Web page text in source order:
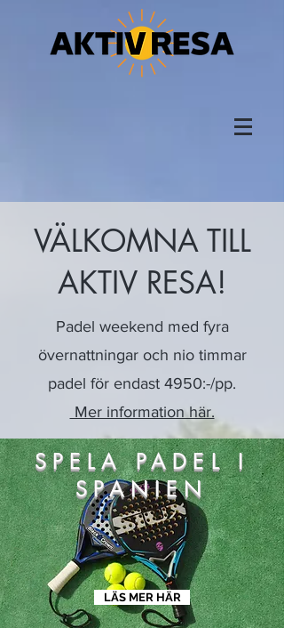
VÄLKOMNA TILL
AKTIV RESA!
Padel weekend med fyra
övernattningar och nio timmar
padel för endast 4950:-/pp.
Mer information här.
SPELA PADEL I
SPANIEN
LÄS MER HÄR